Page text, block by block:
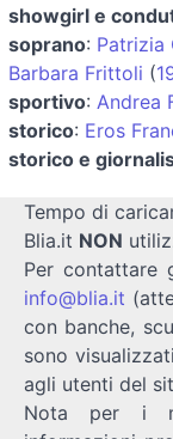
showgirl e
soprano: Patrizia
Barbara Frittoli (
sportivo: Andrea
storico: Eros
storico e
Tempo di
Blia.it NON
Per contattare
info@blia.it
con banche,
sono
agli utenti del
Nota per i